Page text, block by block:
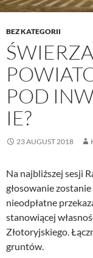
BEZ KATEGORII
POD
IE?
23 AUGUST 2018
Na najbliższej sesji
głosowanie
nieodpłatne
stanowiącej
Złotoryjskiego.
gruntów.